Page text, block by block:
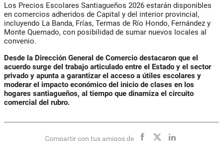
Los Precios Escolares Santiagueños 2026 estarán disponibles
en comercios adheridos de Capital y del interior provincial,
incluyendo La Banda, Frías, Termas de Río Hondo, Fernández y
Monte Quemado, con posibilidad de sumar nuevos locales al
convenio.
Desde la Dirección General de Comercio destacaron que el
acuerdo surge del trabajo articulado entre el Estado y el sector
privado y apunta a garantizar el acceso a útiles escolares y
moderar el impacto económico del inicio de clases en los
hogares santiagueños, al tiempo que dinamiza el circuito
comercial del rubro.
Compartir con tus amigos de